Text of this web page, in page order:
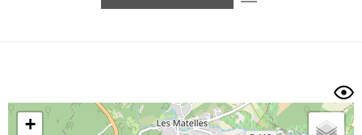
Longueur min/max
Trier par
+